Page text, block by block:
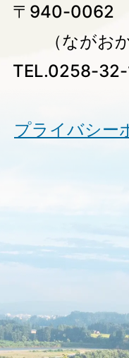
〒940-0062
（ながお
TEL.0258-
プライバシー